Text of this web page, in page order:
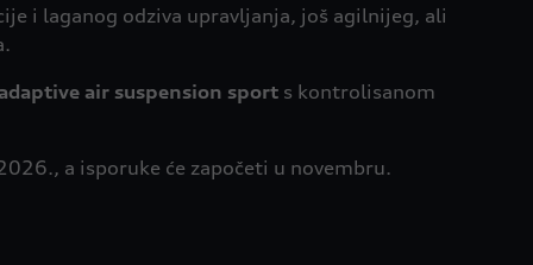
i laganog odziva upravljanja, još agilnijeg, ali
adaptive air suspension sports kontrolisanom
a isporuke će započeti u novembru.